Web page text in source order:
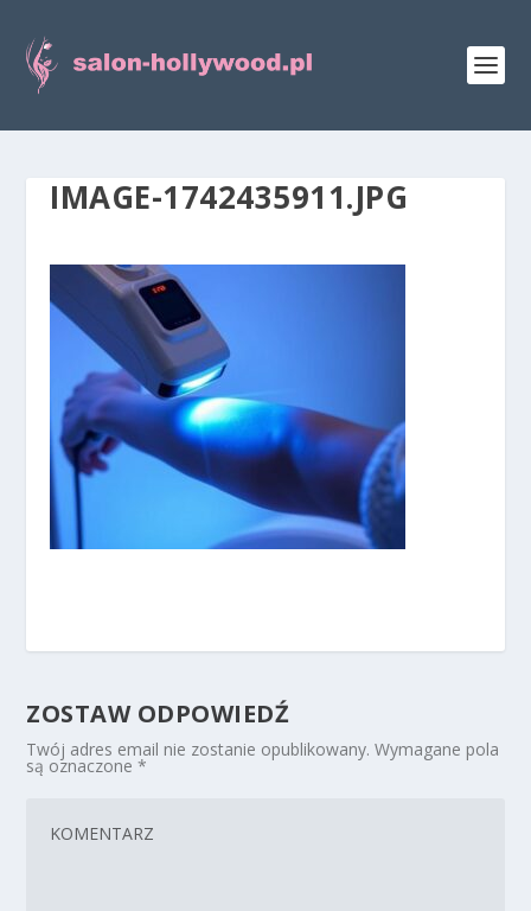
IMAGE-1742435911.JPG
ZOSTAW ODPOWIEDŹ
Twój adres email nie zostanie opublikowany. Wymagane pola
są oznaczone*